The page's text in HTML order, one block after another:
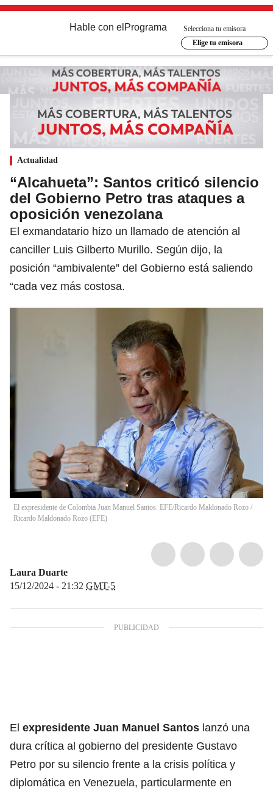
Hable con el Programa
Selecciona tu emisora
Elige tu emisora
Actualidad
“Alcahueta”: Santos criticó silencio
del Gobierno Petro tras ataques a
oposición venezolana
El exmandatario hizo un llamado de atención al
canciller Luis Gilberto Murillo. Según dijo, la
posición “ambivalente” del Gobierno está saliendo
“cada vez más costosa.
El expresidente de Colombia Juan Manuel Santos. EFE/Ricardo Maldonado Rozo /
Ricardo Maldonado Rozo (EFE)
Laura Duarte
15/12/2024 - 21:32 GMT-5
El expresidente Juan Manuel Santos lanzó una
dura crítica al gobierno del presidente Gustavo
Petro por su silencio frente a la crisis política y
diplomática en Venezuela, particularmente en